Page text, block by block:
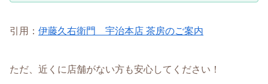
引用： 伊藤久右衛門 宇治本店 茶房のご案内
ただ、近くに店舗がない方も安心してください！